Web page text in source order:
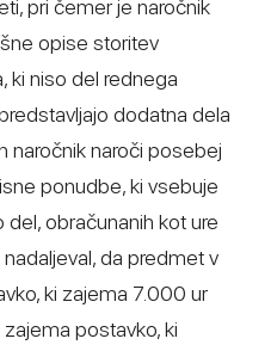
pri čemer je naročnik
opise storitev
ki niso del rednega
dodatna dela
naročnik naroči posebej
ponudbe, ki vsebuje
obračunanih kot ure
da predmet v
ki zajema 7.000 ur
postavko, ki